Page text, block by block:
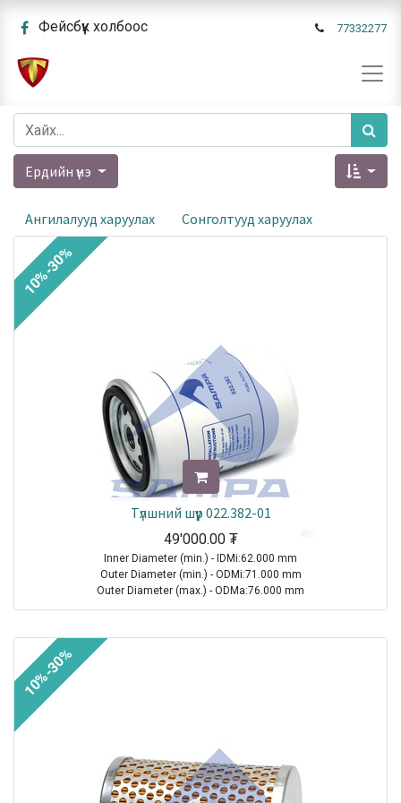
Фейсбүүк холбоос 77332277
Ердийн үнэ
Ангилалууд харуулах Сонголтууд харуулах
Түлшний шүүр 022.382-01
49'000.00₮
Inner Diameter (min.) - IDMi:62.000 mm
Outer Diameter (min.) - ODMi:71.000 mm
Outer Diameter (max.) - ODMa:76.000 mm
Height - H:124.000 mm
10%-30%
10%-30%